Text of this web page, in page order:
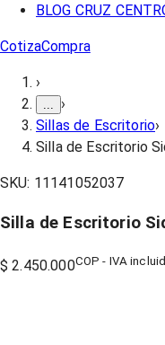
BLOG CRUZ
CotizaCompra
›
›
Sillas de Escritorio›
Silla de Escritorio
SKU: 11141052037
Silla de Escritorio
$ 2.450.000COP - IVA